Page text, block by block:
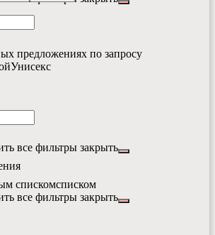
Унисекс
все фильтры закрыть
спискомсписком
все фильтры закрыть
предложениях по запросу